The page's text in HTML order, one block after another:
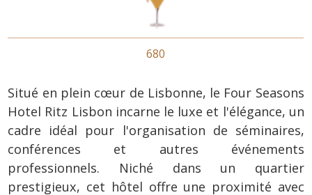
680
Situé en plein cœur de Lisbonne, le Four Seasons
Hotel Ritz Lisbon incarne le luxe et l'élégance, un
cadre idéal pour l'organisation de séminaires,
conférences et autres événements
professionnels. Niché dans un quartier
prestigieux, cet hôtel offre une proximité avec